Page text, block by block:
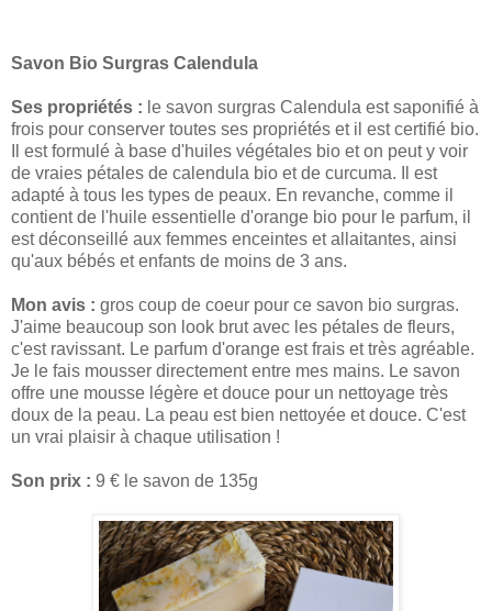
Savon Bio Surgras Calendula
Ses propriétés : le savon surgras Calendula est saponifié à
frois pour conserver toutes ses propriétés et il est certifié bio.
Il est formulé à base d'huiles végétales bio et on peut y voir
de vraies pétales de calendula bio et de curcuma. Il est
adapté à tous les types de peaux. En revanche, comme il
contient de l'huile essentielle d'orange bio pour le parfum, il
est déconseillé aux femmes enceintes et allaitantes, ainsi
qu'aux bébés et enfants de moins de 3 ans.
Mon avis : gros coup de coeur pour ce savon bio surgras.
J'aime beaucoup son look brut avec les pétales de fleurs,
c'est ravissant. Le parfum d'orange est frais et très agréable.
Je le fais mousser directement entre mes mains. Le savon
offre une mousse légère et douce pour un nettoyage très
doux de la peau. La peau est bien nettoyée et douce. C'est
un vrai plaisir à chaque utilisation !
Son prix : 9 € le savon de 135g